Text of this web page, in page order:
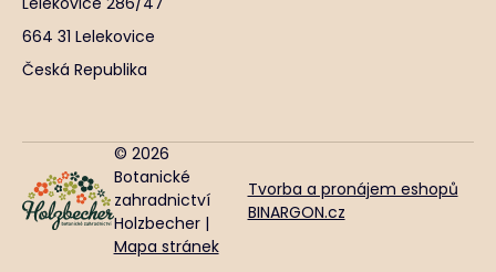
664 31 Lelekovice
Česká Republika
© 2026
Botanické
zahradnictví
Holzbecher |
Mapa stránek
Tvorba a pronájem eshopů
BINARGON.cz